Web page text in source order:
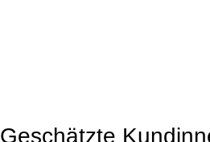
Geschätzte